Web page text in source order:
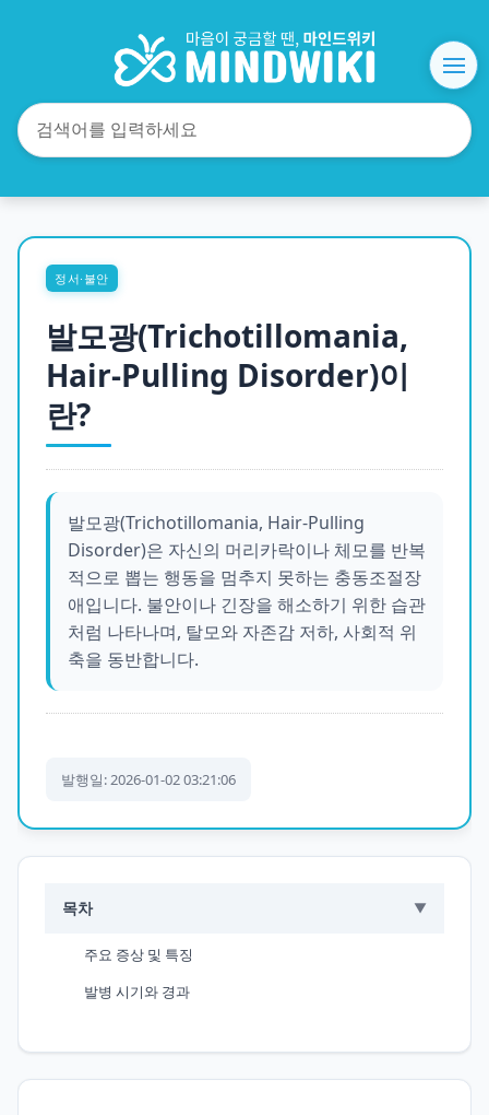
정서·불안
발모광(Trichotillomania,
Hair-Pulling Disorder)이
란?
발모광(Trichotillomania, Hair-Pulling
Disorder)은 자신의 머리카락이나 체모를 반복
적으로 뽑는 행동을 멈추지 못하는 충동조절장
애입니다. 불안이나 긴장을 해소하기 위한 습관
처럼 나타나며, 탈모와 자존감 저하, 사회적 위
축을 동반합니다.
발행일: 2026-01-02 03:21:06
목차 ▼
주요 증상 및 특징
발병 시기와 경과